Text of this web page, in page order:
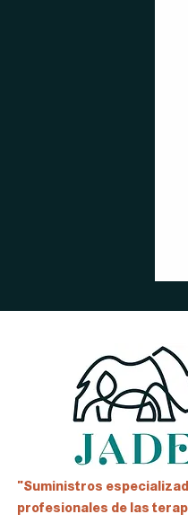
"Suministros
profesionales de las